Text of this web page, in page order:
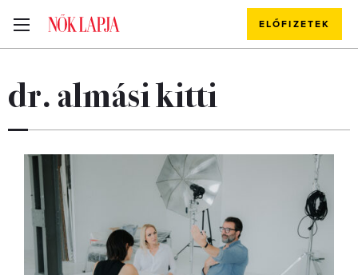
ELŐFIZETEK
dr. almási kitti